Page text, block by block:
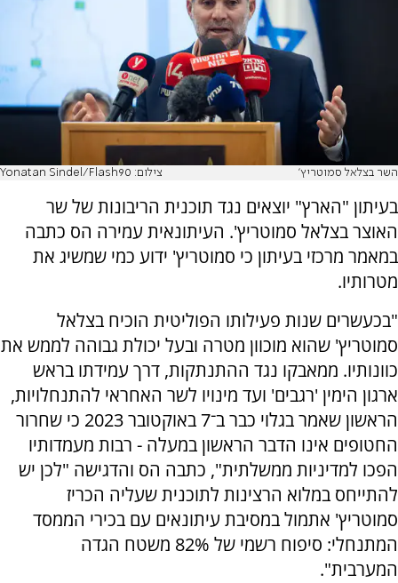
השר בצלאל סמוטריץ' צילום: Yonatan Sindel/Flash90
בעיתון "הארץ" יוצאים נגד תוכנית הריבונות של שר
האוצר בצלאל סמוטריץ'. העיתונאית עמירה הס כתבה
במאמר מרכזי בעיתון כי סמוטריץ' ידוע כמי שמשיג את
מטרותיו.
"בכעשרים שנות פעילותו הפוליטית הוכיח בצלאל
סמוטריץ' שהוא מוכוון מטרה ובעל יכולת גבוהה לממש את
כוונותיו. ממאבקו נגד ההתנתקות, דרך עמידתו בראש
ארגון הימין 'רגבים' ועד מינויו לשר האחראי להתנחלויות,
הראשון שאמר בגלוי כבר ב־7 באוקטובר 2023 כי שחרור
החטופים אינו הדבר הראשון במעלה - רבות מעמדותיו
הפכו למדיניות ממשלתית", כתבה הס והדגישה "לכן יש
להתייחס במלוא הרצינות לתוכנית שעליה הכריז
סמוטריץ' אתמול במסיבת עיתונאים עם בכירי הממסד
המתנחלי: סיפוח רשמי של 82% משטח הגדה
המערבית".